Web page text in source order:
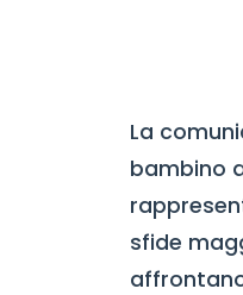
La
bambino
sfide